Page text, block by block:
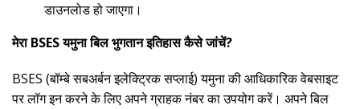
डाउनलोड हो जाएगा।
मेरा BSES यमुना बिल भुगतान इतिहास कैसे जांचें?
BSES (बॉम्बे सबअर्बन इलेक्ट्रिक सप्लाई) यमुना की आधिकारिक वेबसाइट
पर लॉग इन करने के लिए अपने ग्राहक नंबर का उपयोग करें। अपने बिल